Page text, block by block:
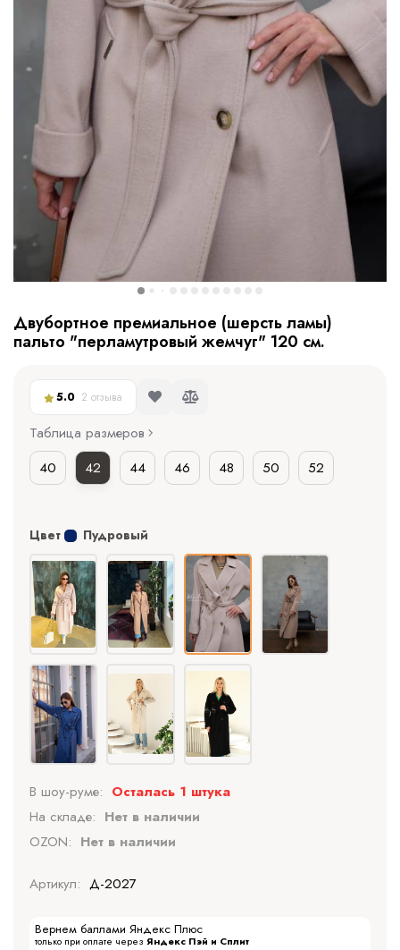
Двубортное премиальное (шерсть ламы)
пальто "перламутровый жемчуг" 120 см.
5.0 2 отзыва
Таблица размеров
40
42 44 46 48 50 52
Цвет Пудровый
В шоу-руме: Осталась 1 штука
На складе: Нет в наличии
OZON: Нет в наличии
Артикул: Д-2027
Вернем баллами Яндекс Плюс
только при оплате через Яндекс Пэй и Сплит